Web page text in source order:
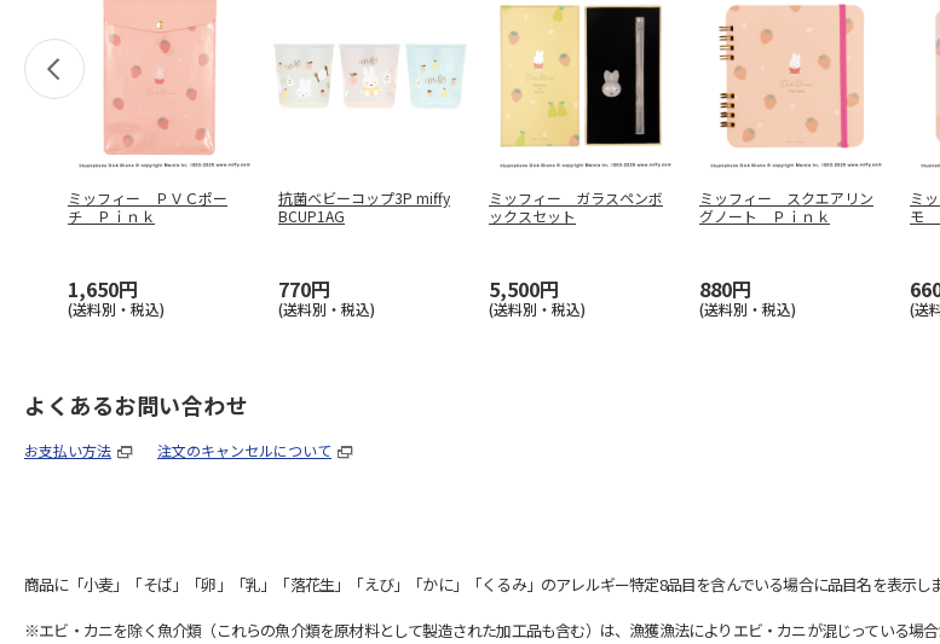
ミッフィー ＰＶＣポー
チ Ｐｉｎｋ
1,650円
(送料別・税込)
抗菌ベビーコップ3P miffy
BCUP1AG
770円
(送料別・税込)
ミッフィー ガラスペンボ
ックスセット
5,500円
(送料別・税込)
ミッフィー スクエアリン
グノート Ｐｉｎｋ
880円
(送料別・税込)
ミ
モ
(送
よくあるお問い合わせ
お支払い方法 注文のキャンセルについて
商品に「小麦」「そば」「卵」「乳」「落花生」「えび」「かに」「くるみ」のアレルギー特定8品目を含んでいる場合に品目名を表示しま
※エビ・カニを除く魚介類（これらの魚介類を原材料として製造された加工品も含む）は、漁獲漁法によりエビ・カニが混じっている場